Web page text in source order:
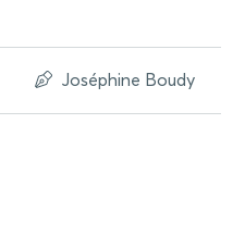
Joséphine Boudy